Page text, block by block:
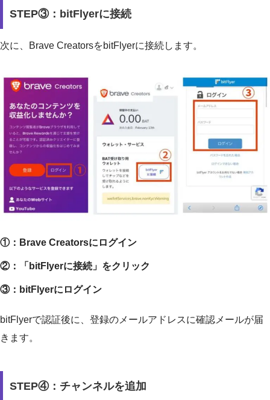
STEP③：bitFlyerに接続
次に、Brave CreatorsをbitFlyerに接続します。
①：Brave Creatorsにログイン
②：「bitFlyerに接続」をクリック
③：bitFlyerにログイン
bitFlyerで認証後に、登録のメールアドレスに確認メールが届
きます。
STEP④：チャンネルを追加